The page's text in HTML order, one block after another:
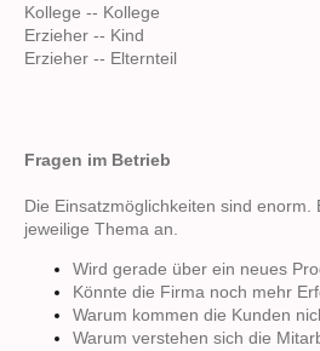
Kollege -- Kollege
Erzieher -- Kind
Erzieher -- Elternteil
Fragen im Betrieb
Die Einsatzmöglichkeiten sind
jeweilige Thema an.
Wird gerade über ein neues
Könnte die Firma noch mehr
Warum kommen die Kunden
Warum verstehen sich die